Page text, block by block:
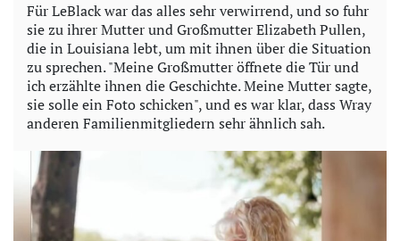
Für LeBlack war das alles sehr verwirrend, und so fuhr
sie zu ihrer Mutter und Großmutter Elizabeth Pullen,
die in Louisiana lebt, um mit ihnen über die Situation
zu sprechen. "Meine Großmutter öffnete die Tür und
ich erzählte ihnen die Geschichte. Meine Mutter sagte,
sie solle ein Foto schicken", und es war klar, dass Wray
anderen Familienmitgliedern sehr ähnlich sah.